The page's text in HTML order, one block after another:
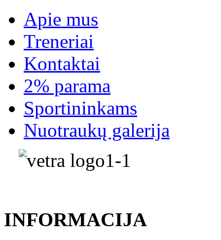
Apie mus
Treneriai
Kontaktai
2% parama
Sportininkams
Nuotraukų galerija
INFORMACIJA